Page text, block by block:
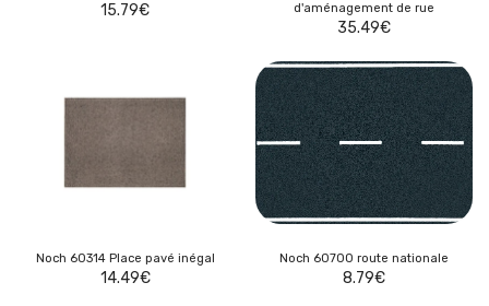
15.79€
d'aménagement de rue
35.49€
Noch 60314 Place pavé inégal
14.49€
Noch 60700 route nationale
8.79€